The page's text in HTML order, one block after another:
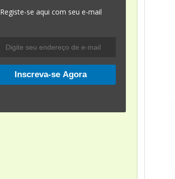
Registe-se aqui com seu e-mail